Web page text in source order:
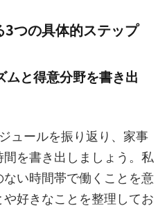
つの具体的ステップ
ムと得意分野を書き出
ュールを振り返り、家事
を書き出しましょう。私
い時間帯で働くことを意
好きなことを整理してお